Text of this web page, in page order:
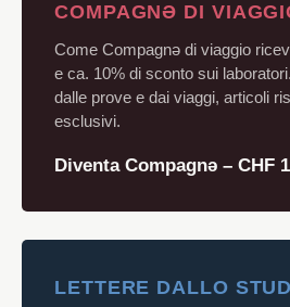
COMPAGNƏ DI
Come Compagnə di viaggio
e ca. 10% di sconto sui
dalle prove e dai viaggi, articoli
esclusivi.
Diventa Compagnə – CHF
LETTERE DALLO